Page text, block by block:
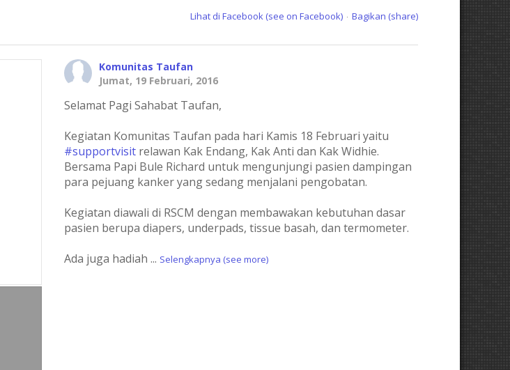
Lihat di Facebook (see on Facebook) · Bagikan (share)
Komunitas Taufan
Jumat, 19 Februari, 2016
Selamat Pagi Sahabat Taufan,
Kegiatan Komunitas Taufan pada hari Kamis 18 Februari yaitu
#supportvisit relawan Kak Endang, Kak Anti dan Kak Widhie.
Bersama Papi Bule Richard untuk mengunjungi pasien dampingan
para pejuang kanker yang sedang menjalani pengobatan.
Kegiatan diawali di RSCM dengan membawakan kebutuhan dasar
pasien berupa diapers, underpads, tissue basah, dan termometer.
Ada juga hadiah... Selengkapnya (see more)